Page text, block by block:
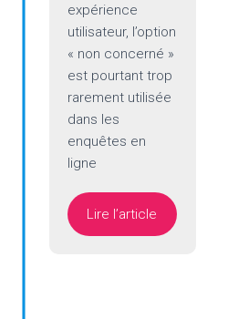
expérience
utilisateur, l’option
« non concerné »
est pourtant trop
rarement utilisée
dans les
enquêtes en
ligne
Lire l’article